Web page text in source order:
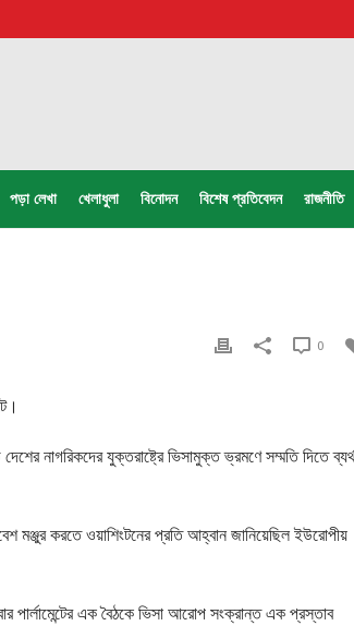
পড়া লেখা খেলাধুলা বিনোদন বিশেষ প্রতিবেদন রাজনীতি
0
নাগরিকদের যুক্তরাষ্ট্রে ভিসামুক্ত ভ্রমণে সম্মতি দিতে
মঞ্জুর করতে ওয়াশিংটনের প্রতি আহ্বান জানিয়েছিল ইউরোপীয়
পার্লামেন্টের এক বৈঠকে ভিসা আরোপ সংক্রান্ত এক প্রস্তাব